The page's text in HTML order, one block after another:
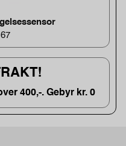
400,-. Gebyr kr. 0